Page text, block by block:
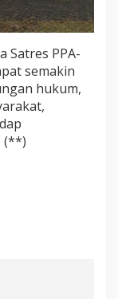
Satres PPA-
semakin
hukum,
(**)